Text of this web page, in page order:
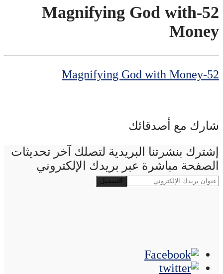
52-Magnifying God with
Money
52-Magnifying God with Money
شارك مع أصدقائك
إشترك بنشرتنا البريدية لتصلك آخر تحديثات
الصفحة مباشرة عبر بريدك الإلكتروني